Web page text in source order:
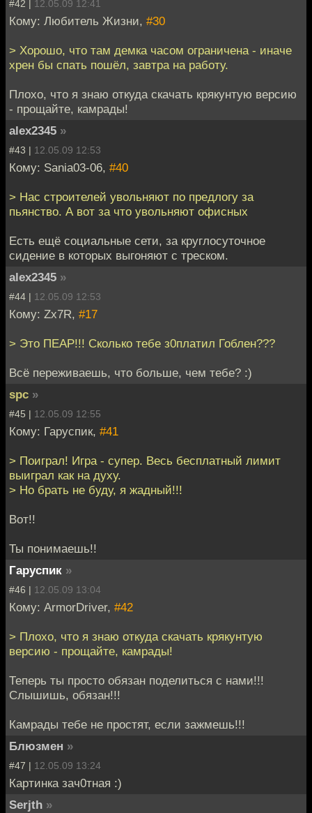
#42 | 12.05.09 12:41
Кому: Любитель Жизни, #30
> Хорошо, что там демка часом ограничена - иначе
хрен бы спать пошёл, завтра на работу.
Плохо, что я знаю откуда скачать крякунтую версию
- прощайте, камрады!
alex2345 »
#43 | 12.05.09 12:53
Кому: Sania03-06, #40
> Нас строителей увольняют по предлогу за
пьянство. А вот за что увольняют офисных
Есть ещё социальные сети, за круглосуточное
сидение в которых выгоняют с треском.
alex2345 »
#44 | 12.05.09 12:53
Кому: Zx7R, #17
> Это ПЕАР!!! Сколько тебе з0платил Гоблен???
Всё переживаешь, что больше, чем тебе? :)
spc »
#45 | 12.05.09 12:55
Кому: Гаруспик, #41
> Поиграл! Игра - супер. Весь бесплатный лимит
выиграл как на духу.
> Но брать не буду, я жадный!!!
Вот!!
Ты понимаешь!!
Гаруспик »
#46 | 12.05.09 13:04
Кому: ArmorDriver, #42
> Плохо, что я знаю откуда скачать крякунтую
версию - прощайте, камрады!
Теперь ты просто обязан поделиться с нами!!!
Слышишь, обязан!!!
Камрады тебе не простят, если зажмешь!!!
Блюзмен »
#47 | 12.05.09 13:24
Картинка зач0тная :)
Serjth »